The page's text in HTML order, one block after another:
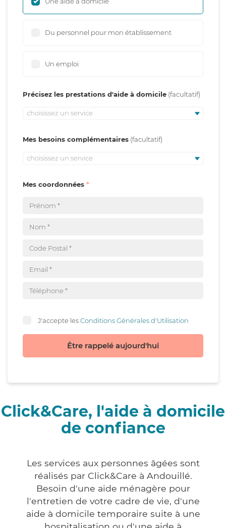
Du personnel pour mon établissement
Un emploi
Précisez les prestations d'aide à domicile
choisissez un service
Mes besoins complémentaires
choisissez un service
Mes coordonnées
J'accepte lesConditions Générales d'Utilisation
Être rappelé aujourd'hui
Click&Care, l'aide à domicile
de confiance
Les services aux personnes âgées sont
réalisés par Click&Care à Andouillé.
Besoin d'une aide ménagère pour
l'entretien de votre cadre de vie, d'une
aide à domicile temporaire suite à une